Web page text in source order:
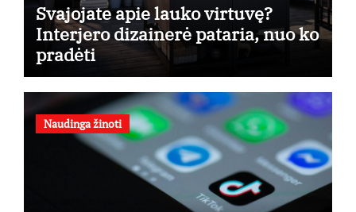
Svajojate apie lauko virtuvę?
Interjero dizainerė pataria, nuo ko
pradėti
Naudinga žinoti